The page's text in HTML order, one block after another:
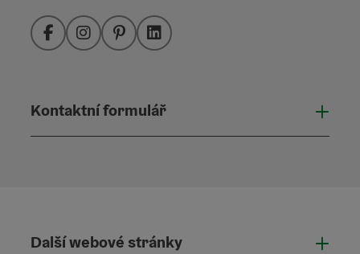
FacebookInstagramPinterestLinkedIn
Kontaktní formulář
Další webové stránky